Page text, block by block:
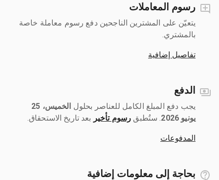
رسوم المعاملات
يتعيّن على المشترين الناجحين دفع رسوم معاملة خاصة
بالمشتري.
تفاصيل إضافية
الدفع
يجب دفع المبلغ الكامل للعناصر بحلول ‎
الخميس، 25
يونيو 2026
رسوم تأخير بعد تاريخ الاستحقاق.
المدفوعات
بحاجة إلى معلومات إضافية